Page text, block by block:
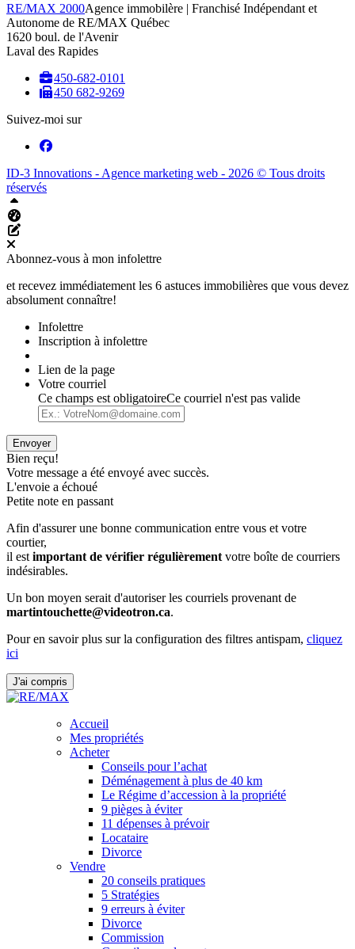
RE/MAX 2000Agence immobilère | Franchisé Indépendant et
Autonome de RE/MAX Québec
1620 boul. de l'Avenir
Laval des Rapides
450-682-0101
450 682-9269
Suivez-moi sur
ID-3 Innovations - Agence marketing web - 2026 © Tous droits
réservés
Abonnez-vous à mon infolettre
et recevez immédiatement les 6 astuces immobilières que vous devez
absolument connaître!
Infolettre
Inscription à infolettre
Lien de la page
Votre courriel
Ce champs est obligatoireCe courriel n'est pas valide
Envoyer
Bien reçu!
Votre message a été envoyé avec succès.
L'envoie a échoué
Petite note en passant
Afin d'assurer une bonne communication entre vous et votre
courtier,
il est important de vérifier régulièrement votre boîte de courriers
indésirables.
Un bon moyen serait d'autoriser les courriels provenant de
martintouchette@videotron.ca.
Pour en savoir plus sur la configuration des filtres antispam, cliquez
ici
J'ai compris
Accueil
Mes propriétés
Acheter
Conseils pour l’achat
Déménagement à plus de 40 km
Le Régime d’accession à la propriété
9 pièges à éviter
11 dépenses à prévoir
Locataire
Divorce
Vendre
20 conseils pratiques
5 Stratégies
9 erreurs à éviter
Divorce
Commission